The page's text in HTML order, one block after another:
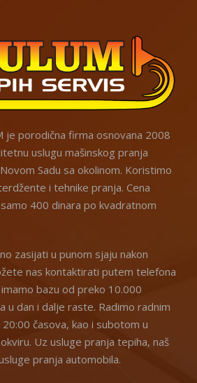
je porodična firma osnovana 2008
uslugu mašinskog pranja
Sadu sa okolinom. Koristimo
i tehnike pranja. Cena
400 dinara po kvadratnom
zasijati u punom sjaju nakon
nas kontaktirati putem telefona
bazu od preko 10.000
u dan i dalje raste. Radimo radnim
časova, kao i subotom u
Uz usluge pranja tepiha, naš
pranja automobila.